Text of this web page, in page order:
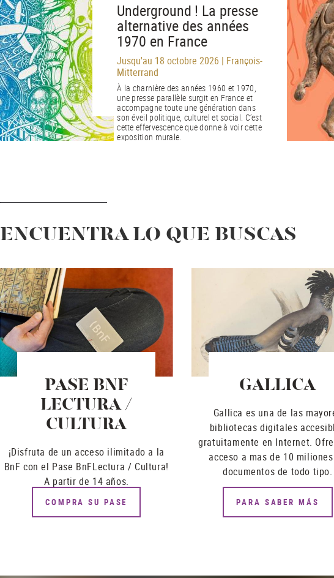
Underground ! La presse
alternative des années
1970 en France
Jusqu'au 18 octobre 2026 | François-
Mitterrand
À la charnière des années 1960 et 1970,
une presse parallèle surgit en France et
accompagne toute une génération dans
son éveil politique, culturel et social. C’est
cette effervescence que donne à voir cette
exposition murale.
ENCUENTRA LO QUE BUSCAS
PASE BNF
LECTURA /
CULTURA
¡Disfruta de un acceso ilimitado a la
BnF con el Pase BnFLectura / Cultura!
A partir de 14 años.
COMPRA SU PASE
GALLICA
Gallica es una de las
bibliotecas digitales
gratuitamente en Internet.
acceso a mas de 10
documentos de todo tipo.
PARA SABER MÁS